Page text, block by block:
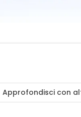
Approfondisci con